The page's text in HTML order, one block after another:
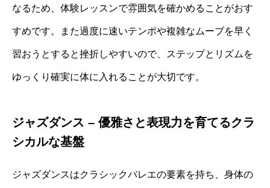
なるため、体験レッスンで雰囲気を確かめることがおす
すめです。また過度に速いテンポや複雑なムーブを早く
習おうとすると挫折しやすいので、ステップとリズムを
ゆっくり確実に体に入れることが大切です。
ジャズダンス – 優雅さと表現力を育てるクラ
シカルな基盤
ジャズダンスはクラシックバレエの要素を持ち、身体の